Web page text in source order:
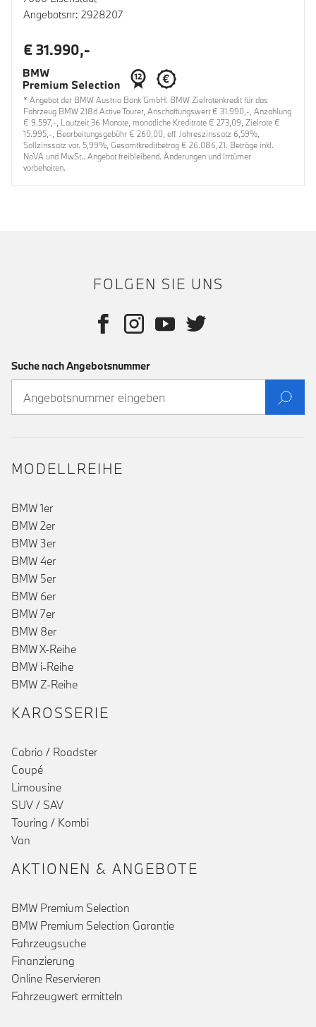
Angebotsnr: 2928207
€ 31.990,-
* Angebot der BMW Austria Bank GmbH. BMW Zielratenkredit für das
Fahrzeug BMW 218d Active Tourer, Anschaffungswert € 31.990,-, Anzahlung
€ 9.597,-, Laufzeit 36 Monate, monatliche Kreditrate € 273,09, Zielrate €
15.995,-, Bearbeitungsgebühr € 260,00, eff. Jahreszinssatz 6,59%,
Sollzinssatz var. 5,99%, Gesamtkreditbetrag € 26.086,21. Beträge inkl.
NoVA und MwSt.. Angebot freibleibend. Änderungen und Irrtümer
vorbehalten.
FOLGEN SIE UNS
Suche nach Angebotsnummer
MODELLREIHE
BMW 1er
BMW 2er
BMW 3er
BMW 4er
BMW 5er
BMW 6er
BMW 7er
BMW 8er
BMW X-Reihe
BMW i-Reihe
BMW Z-Reihe
KAROSSERIE
Cabrio / Roadster
Coupé
Limousine
SUV / SAV
Touring / Kombi
Van
AKTIONEN & ANGEBOTE
BMW Premium Selection
BMW Premium Selection Garantie
Fahrzeugsuche
Finanzierung
Online Reservieren
Fahrzeugwert ermitteln